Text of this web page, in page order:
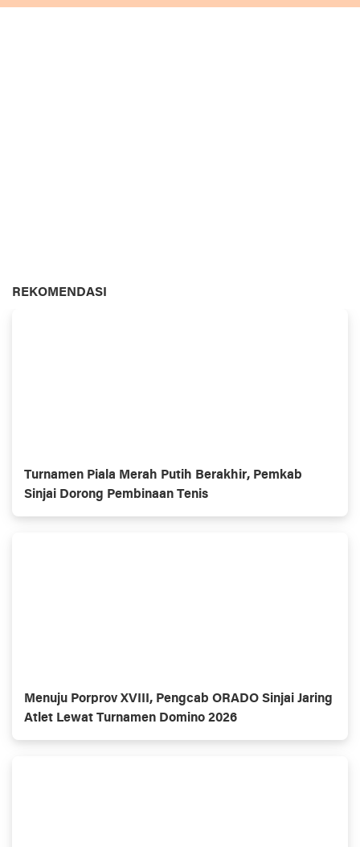
REKOMENDASI
Turnamen Piala Merah Putih Berakhir, Pemkab
Sinjai Dorong Pembinaan Tenis
Menuju Porprov XVIII, Pengcab ORADO Sinjai Jaring
Atlet Lewat Turnamen Domino 2026